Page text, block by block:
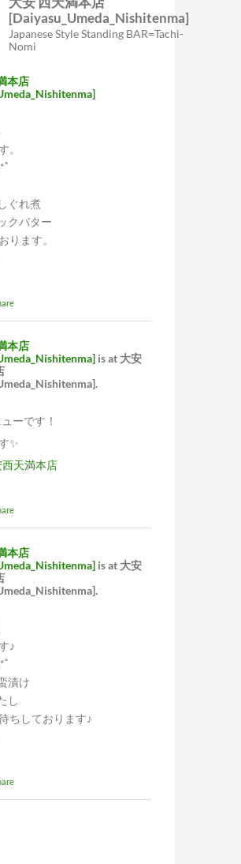
[Daiyasu_Umeda_Nishitenma]
Japanese Style Standing BAR=Tachi-
Nomi
本店
。
ﾟ
ぐれ煮
クバター
ります。
本店
is at 大安
ーです！
✨
天満本店
本店
is at 大安
♪
ﾟ
漬け
し
ちしております♪